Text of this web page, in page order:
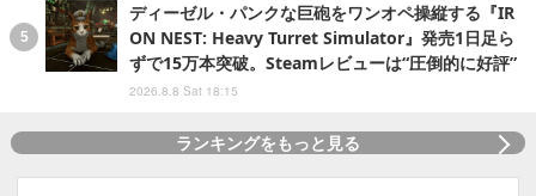
ディーゼル・パンクな巨砲をワンオペ操縦する『IR
ON NEST: Heavy Turret Simulator』発売1日足ら
ずで15万本突破。Steamレビューは“圧倒的に好評”
2026.8.8 Sat 18:15
ランキングをもっと見る